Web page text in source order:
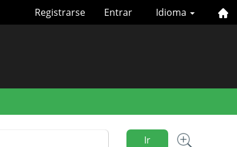
Idioma
Registrarse Entrar
Ir